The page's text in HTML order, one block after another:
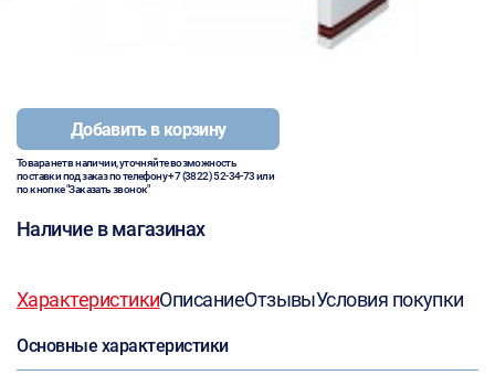
Добавить в корзину
Товара нет в наличии, уточняйте возможность
поставки под заказ по телефону+7 (3822) 52-34-73или
по кнопке "Заказать звонок"
Наличие в магазинах
ХарактеристикиОписаниеОтзывыУсловия покупки
Основные характеристики